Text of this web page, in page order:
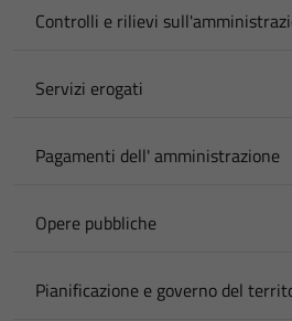
Controlli e rilievi
Servizi erogati
Pagamenti dell' amministrazione
Opere pubbliche
Pianificazione e governo del